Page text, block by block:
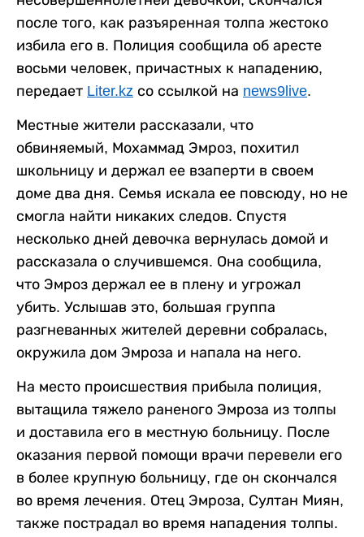
после того, как разъяренная толпа жестоко
избила его в. Полиция сообщила об аресте
восьми человек, причастных к нападению,
передает Liter.kz со ссылкой на news9live.
Местные жители рассказали, что
обвиняемый, Мохаммад Эмроз, похитил
школьницу и держал ее взаперти в своем
доме два дня. Семья искала ее повсюду, но не
смогла найти никаких следов. Спустя
несколько дней девочка вернулась домой и
рассказала о случившемся. Она сообщила,
что Эмроз держал ее в плену и угрожал
убить. Услышав это, большая группа
разгневанных жителей деревни собралась,
окружила дом Эмроза и напала на него.
На место происшествия прибыла полиция,
вытащила тяжело раненого Эмроза из толпы
и доставила его в местную больницу. После
оказания первой помощи врачи перевели его
в более крупную больницу, где он скончался
во время лечения. Отец Эмроза, Султан Миян,
также пострадал во время нападения толпы.